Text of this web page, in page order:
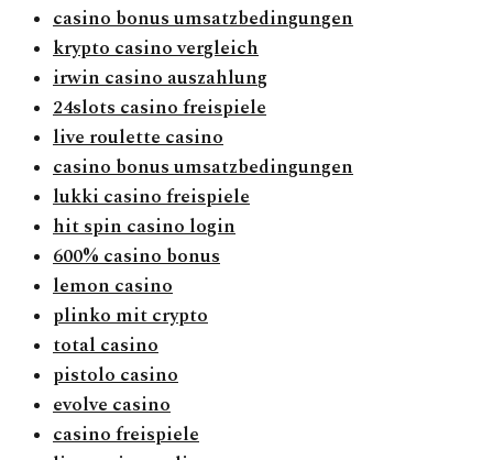
casino bonus umsatzbedingungen
krypto casino vergleich
irwin casino auszahlung
24slots casino freispiele
live roulette casino
casino bonus umsatzbedingungen
lukki casino freispiele
hit spin casino login
600% casino bonus
lemon casino
plinko mit crypto
total casino
pistolo casino
evolve casino
casino freispiele